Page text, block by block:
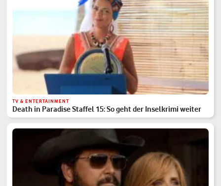
TV & ENTERTAINMENT
Death in Paradise Staffel 15: So geht der Inselkrimi weiter